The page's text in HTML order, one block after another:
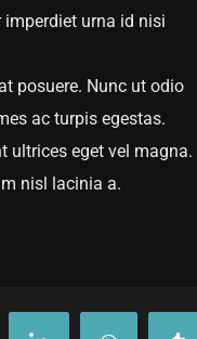
urna id nisi
posuere. Nunc ut odio
ac turpis egestas.
ultrices eget vel magna.
nisl lacinia a.